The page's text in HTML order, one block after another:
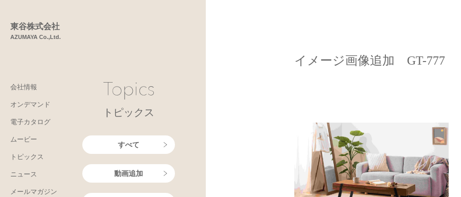
東谷株式会社
AZUMAYA Co.,Ltd.
会社情報
オンデマンド
電子カタログ
ムービー
トピックス
ニュース
メールマガジン
トピックス
すべて
動画追加
イメージ画像追加 GT-777